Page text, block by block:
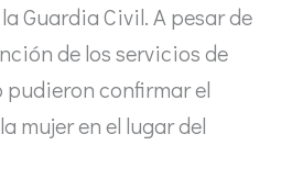
Guardia Civil. A pesar de
de los servicios de
pudieron confirmar el
mujer en el lugar del